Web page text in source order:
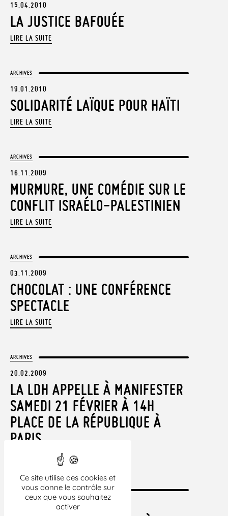
Ce site utilise des cookies et
vous donne le contrôle sur
ceux que vous souhaitez
activer
15.04.2010
LA JUSTICE BAFOUÉE
LIRE LA SUITE
ARCHIVES
19.01.2010
SOLIDARITÉ LAÏQUE POUR HAÏTI
LIRE LA SUITE
ARCHIVES
16.11.2009
MURMURE, UNE COMÉDIE SUR LE
CONFLIT ISRAÉLO-PALESTINIEN
LIRE LA SUITE
ARCHIVES
03.11.2009
CHOCOLAT : UNE CONFÉRENCE
SPECTACLE
LIRE LA SUITE
ARCHIVES
20.02.2009
LA LDH APPELLE À MANIFESTER
SAMEDI 21 FÉVRIER À 14H
PLACE DE LA RÉPUBLIQUE À
PARIS
ARCHIVES